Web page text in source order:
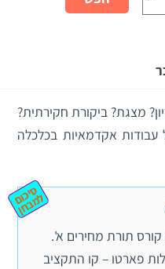
מצגת? ביקורת חקירתית?
אקדמאיות בכלכלה
ס
יכ
ום ל
מ
ב
ח
ן
קורס תורת מחירים א'.
פארטו – קו התקציב